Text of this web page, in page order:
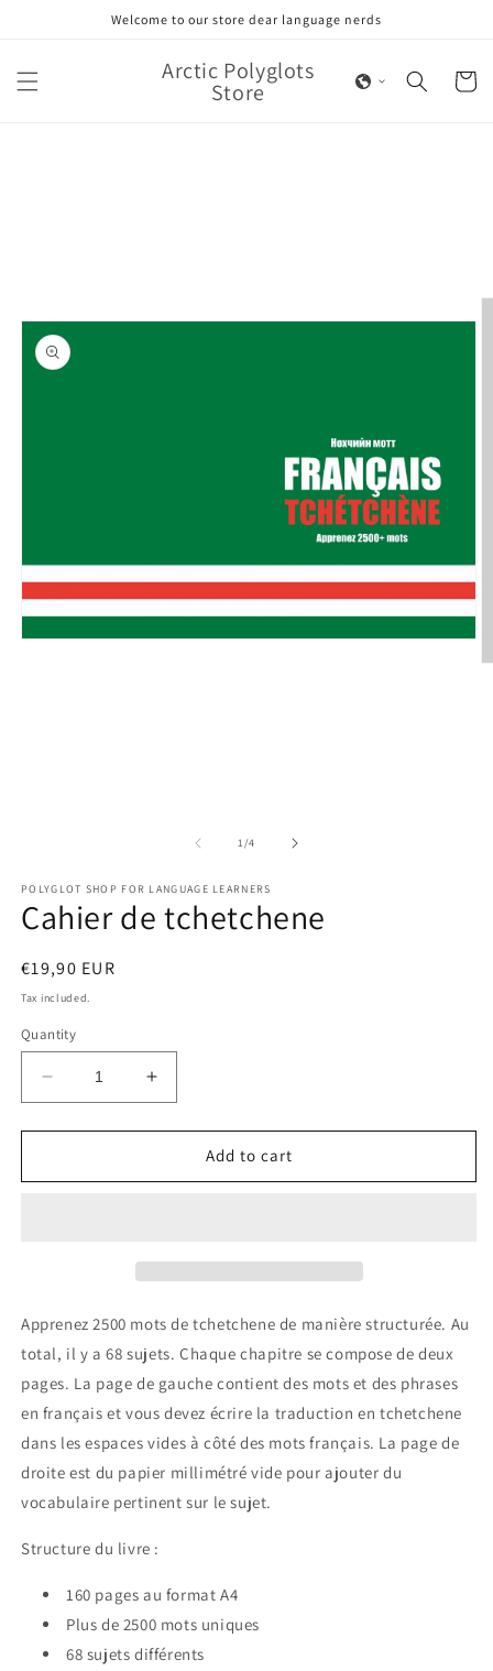
Welcome to our store dear language nerds
Arctic Polyglots
Store Cart
1/of
4
POLYGLOT SHOP FOR LANGUAGE LEARNERS
Cahier de tchetchene
Regular
price
€19,90 EUR
Tax included.
Quantity
Decrease
quantity
for
de
Increase
quantity
for
Cahier
de
Add to cart
Apprenez 2500 mots de tchetchene de manière structurée. Au
total, il y a 68 sujets. Chaque chapitre se compose de deux
pages. La page de gauche contient des mots et des phrases
en français et vous devez écrire la traduction en tchetchene
dans les espaces vides à côté des mots français. La page de
droite est du papier millimétré vide pour ajouter du
vocabulaire pertinent sur le sujet.
Structure du livre :
160 pages au format A4
Plus de 2500 mots uniques
68 sujets différents